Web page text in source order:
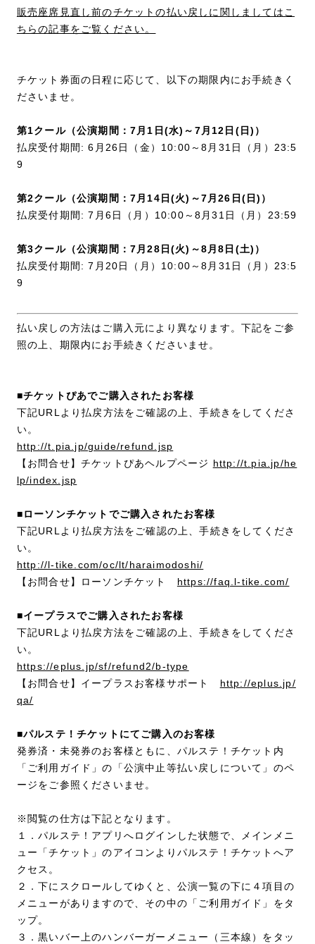
販売座席見直し前のチケットの払い戻しに関しましてはこ
ちらの記事をご覧ください。
チケット券面の日程に応じて、以下の期限内にお手続きく
ださいませ。
第1クール（公演期間：7月1日(水)～7月12日(日)）
払戻受付期間: 6月26日（金）10:00～8月31日（月）23:5
9
第2クール（公演期間：7月14日(火)～7月26日(日)）
払戻受付期間: 7月6日（月）10:00～8月31日（月）23:59
第3クール（公演期間：7月28日(火)～8月8日(土)）
払戻受付期間: 7月20日（月）10:00～8月31日（月）23:5
9
払い戻しの方法はご購入元により異なります。下記をご参
照の上、期限内にお手続きくださいませ。
■チケットぴあでご購入されたお客様
下記URLより払戻方法をご確認の上、手続きをしてくださ
い。
http://t.pia.jp/guide/refund.jsp
【お問合せ】チケットぴあヘルプページ http://t.pia.jp/he
lp/index.jsp
■ローソンチケットでご購入されたお客様
下記URLより払戻方法をご確認の上、手続きをしてくださ
い。
http://l-tike.com/oc/lt/haraimodoshi/
【お問合せ】ローソンチケット https://faq.l-tike.com/
■イープラスでご購入されたお客様
下記URLより払戻方法をご確認の上、手続きをしてくださ
い。
https://eplus.jp/sf/refund2/b-type
【お問合せ】イープラスお客様サポート http://eplus.jp/
qa/
■パルステ！チケットにてご購入のお客様
発券済・未発券のお客様ともに、パルステ！チケット内
「ご利用ガイド」の「公演中止等払い戻しについて」のペ
ージをご参照くださいませ。
※閲覧の仕方は下記となります。
１．パルステ！アプリへログインした状態で、メインメニ
ュー「チケット」のアイコンよりパルステ！チケットへア
クセス。
２．下にスクロールしてゆくと、公演一覧の下に４項目の
メニューがありますので、その中の「ご利用ガイド」をタ
ップ。
３．黒いバー上のハンバーガーメニュー（三本線）をタッ